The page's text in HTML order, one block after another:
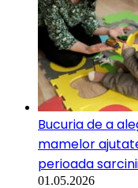
Bucuria de a
mamelor
perioada
01.05.2026